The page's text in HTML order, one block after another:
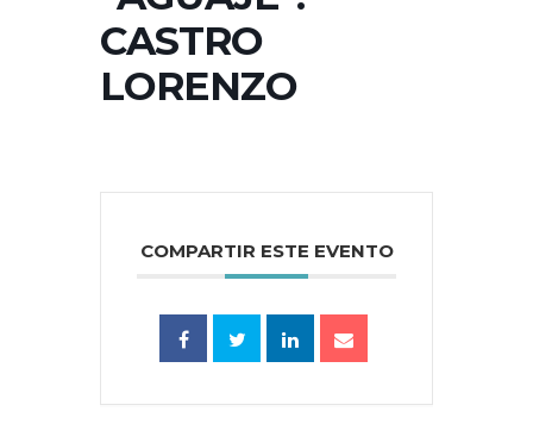
CASTRO
LORENZO
COMPARTIR ESTE EVENTO